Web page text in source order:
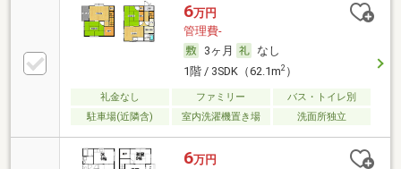
6万円
管理費-
3ヶ月
なし
1階 / 3SDK（62.1m2）
礼金なし ファミリー
バス・トイレ別
駐車場(近隣含)
室内洗濯機置き場 洗面所独立
6万円